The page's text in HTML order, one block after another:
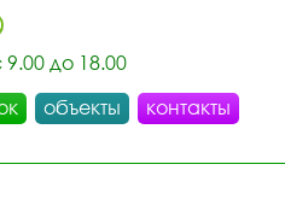
9.00 до 18.00
объекты контакты